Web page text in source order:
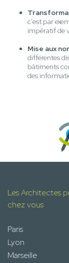
c'est par
impératif de
Mise aux
différentes
bâtiments
des
Les Architectes
chez vous
Paris
Lyon
Marseille